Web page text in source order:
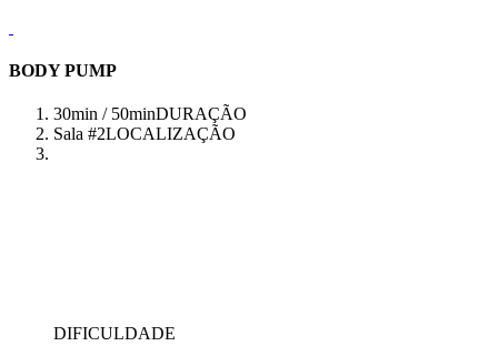
BODY PUMP
30min / 50minDURAÇÃO
Sala #2LOCALIZAÇÃO
DIFICULDADE